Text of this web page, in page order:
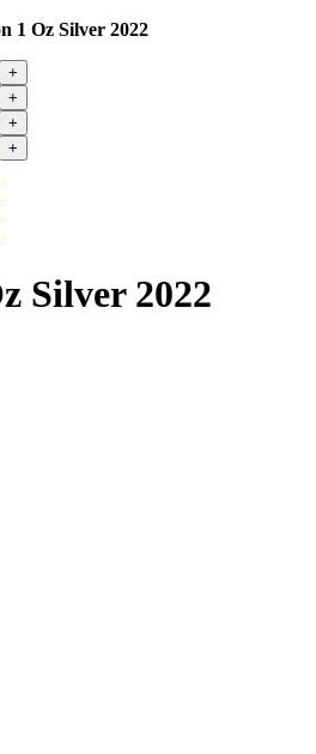
1 Oz Silver 2022
+
+
+
+
Silver 2022